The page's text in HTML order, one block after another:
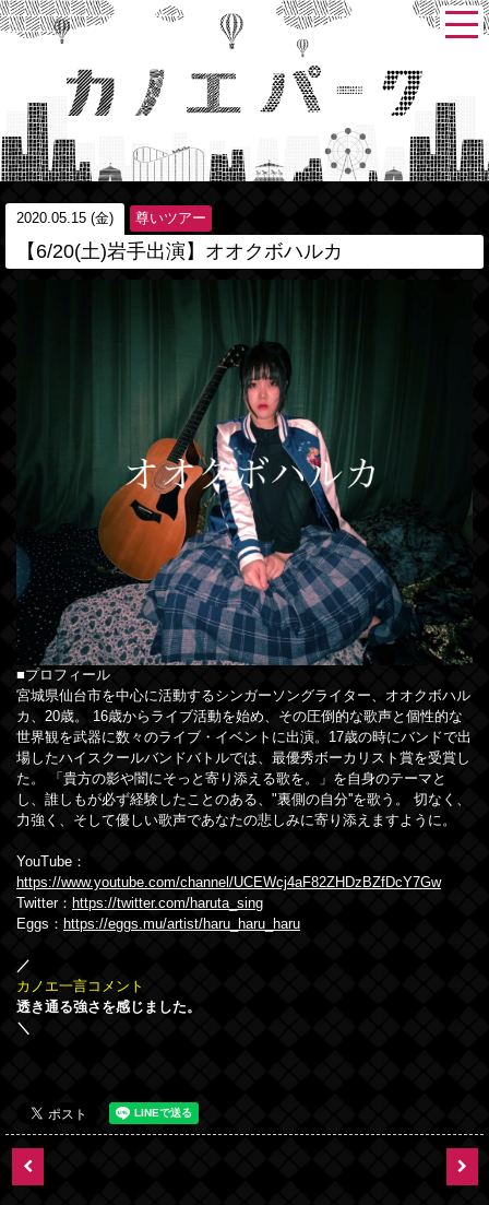
2020.05.15 (金) 尊いツアー
【6/20(土)岩手出演】オオクボハルカ
■プロフィール
宮城県仙台市を中心に活動するシンガーソングライター、オオクボハル
カ、20歳。 16歳からライブ活動を始め、その圧倒的な歌声と個性的な
世界観を武器に数々のライブ・イベントに出演。17歳の時にバンドで出
場したハイスクールバンドバトルでは、最優秀ボーカリスト賞を受賞し
た。 「貴方の影や闇にそっと寄り添える歌を。」を自身のテーマと
し、誰しもが必ず経験したことのある、"裏側の自分''を歌う。 切なく、
力強く、そして優しい歌声であなたの悲しみに寄り添えますように。
YouTube：
https://www.youtube.com/channel/UCEWcj4aF82ZHDzBZfDcY7Gw
Twitter： https://twitter.com/haruta_sing
Eggs： https://eggs.mu/artist/haru_haru_haru
／
カノエ一言コメント
透き通る強さを感じました。
＼